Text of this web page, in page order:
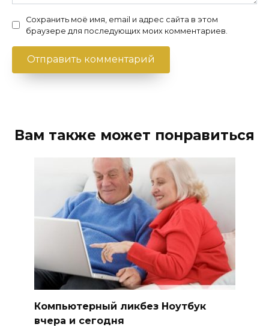
Сохранить моё имя, email и адрес сайта в этом
браузере для последующих моих комментариев.
Вам также может понравиться
Компьютерный ликбез Ноутбук
вчера и сегодня